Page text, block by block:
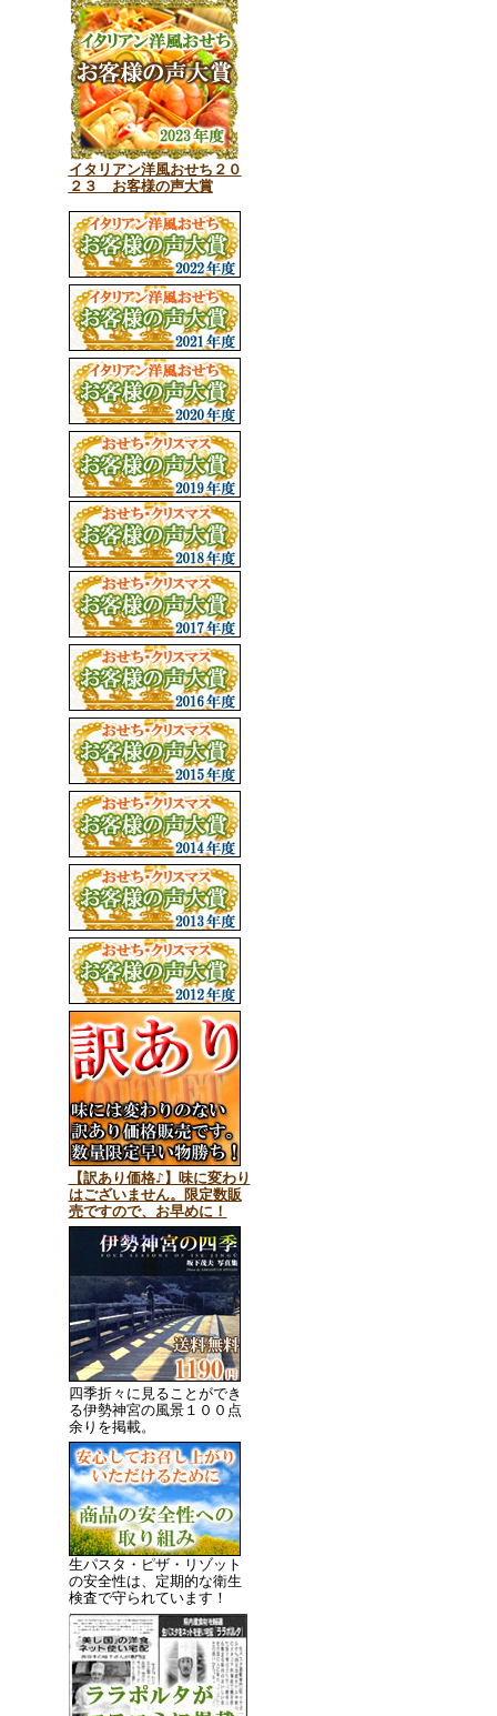
イタリアン洋風おせち２０
２３ お客様の声大賞
【訳あり価格♪】味に変わり
はございません。限定数販
売ですので、お早めに！
四季折々に見ることができ
る伊勢神宮の風景１００点
余りを掲載。
生パスタ・ピザ・リゾット
の安全性は、定期的な衛生
検査で守られています！